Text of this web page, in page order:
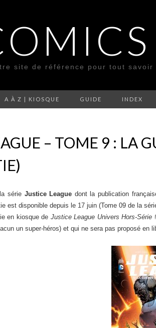
site de référence pour tout
A À Z | KIOSQUE GUIDE INDEX
– TOME 9 : LA
série Justice League dont la publication
est disponible depuis le 17 juin (Tome 09 de la
en kiosque de Justice League Univers Hors-Série
un super-héros) et qui ne sera pas proposé en